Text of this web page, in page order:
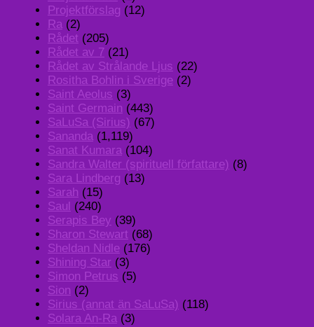
Projektförslag (12)
Ra (2)
Rådet (205)
Rådet av 7 (21)
Rådet av Strålande Ljus (22)
Rositha Bohlin i Sverige (2)
Saint Aeolus (3)
Saint Germain (443)
SaLuSa (Sirius) (67)
Sananda (1,119)
Sanat Kumara (104)
Sandra Walter (spirituell författare) (8)
Sara Lindberg (13)
Sarah (15)
Saul (240)
Serapis Bey (39)
Sharon Stewart (68)
Sheldan Nidle (176)
Shining Star (3)
Simon Petrus (5)
Sion (2)
Sirius (annat än SaLuSa) (118)
Solara An-Ra (3)